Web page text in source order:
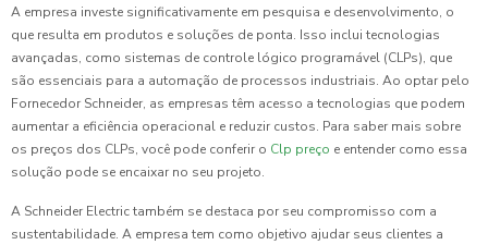
A empresa investe significativamente em pesquisa e desenvolvimento, o
que resulta em produtos e soluções de ponta. Isso inclui tecnologias
avançadas, como sistemas de controle lógico programável (CLPs), que
são essenciais para a automação de processos industriais. Ao optar pelo
Fornecedor Schneider, as empresas têm acesso a tecnologias que podem
aumentar a eficiência operacional e reduzir custos. Para saber mais sobre
os preços dos CLPs, você pode conferir o Clp preço e entender como essa
solução pode se encaixar no seu projeto.
A Schneider Electric também se destaca por seu compromisso com a
sustentabilidade. A empresa tem como objetivo ajudar seus clientes a